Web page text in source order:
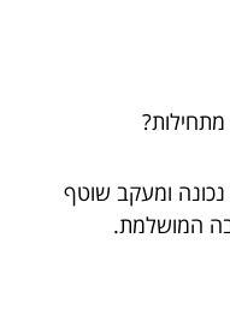
מתחילות?
נכונה ומעקב שוטף
המושלמת.